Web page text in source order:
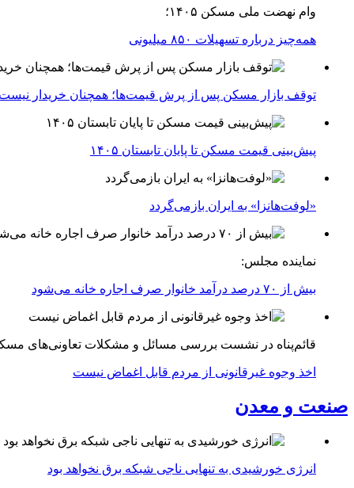
وام نهضت ملی مسکن ۱۴۰۵؛
همه‌چیز درباره تسهیلات ۸۵۰ میلیونی
توقف بازار مسکن پس از پرش قیمت‌ها؛ همچنان خریدار
پیش‌بینی قیمت مسکن تا پایان تابستان ۱۴۰۵
«لوفت‌هانزا» به ایران بازمی‌گردد
نماینده مجلس:
بیش از ۷۰ درصد درآمد خانوار صرف اجاره خانه می‌شود
قائم‌پناه در نشست بررسی مسائل و مشکلات تعاونی‌های
اخذ وجوه غیرقانونی از مردم قابل اغماض نیست
صنعت و معدن
انرژی خورشیدی به تنهایی ناجی شبکه برق نخواهد بود